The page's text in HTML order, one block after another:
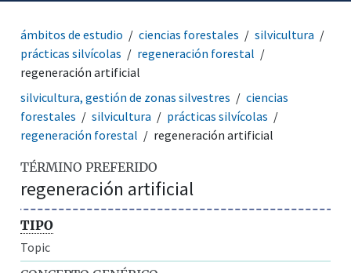
ámbitos de estudio ciencias forestales
silvicultura
prácticas silvícolas
regeneración forestal
regeneración artificial
silvicultura, gestión de zonas silvestres
ciencias
forestales
silvicultura
prácticas silvícolas
regeneración forestal
regeneración artificial
TÉRMINO PREFERIDO
regeneración artificial
TIPO
Topic